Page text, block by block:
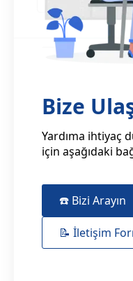
Bize
Yardıma ihtiyaç
için aşağıdaki
☎️ Bizi Arayın
📝 İletişim